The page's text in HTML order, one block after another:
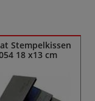
Stempelkissen
18 x13 cm